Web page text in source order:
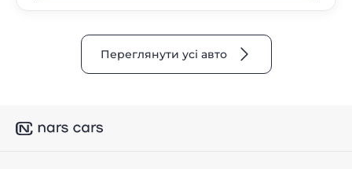
Переглянути усі авто